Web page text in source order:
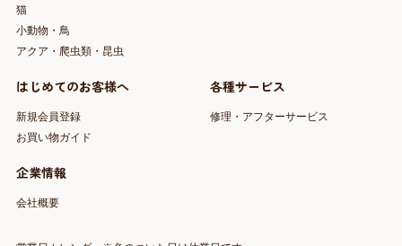
猫
小動物・鳥
アクア・爬虫類・昆虫
はじめてのお客様へ
新規会員登録
お買い物ガイド
各種サービス
修理・アフターサービス
企業情報
会社概要